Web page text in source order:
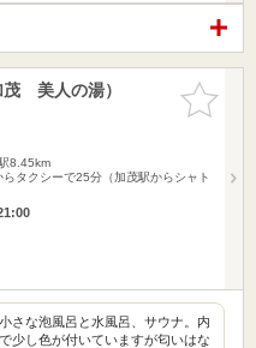
お気に入
りに追加
美人の湯）
8.45km
タクシーで25分（加茂駅からシャト
さな泡風呂と水風呂、サウナ。内
少し色が付いていますが匂いはな